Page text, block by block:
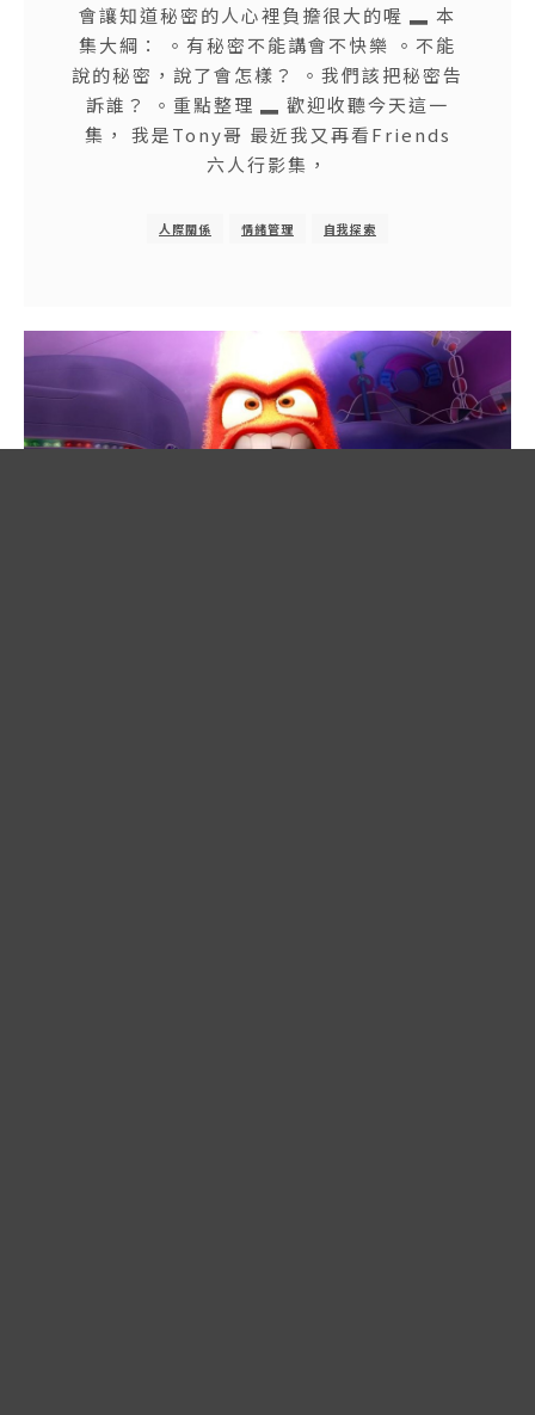
會讓知道秘密的人心裡負擔很大的喔 ▂ 本
集大綱： 。有秘密不能講會不快樂 。不能
說的秘密，說了會怎樣？ 。我們該把秘密告
訴誰？ 。重點整理 ▂ 歡迎收聽今天這一
集， 我是Tony哥 最近我又再看Friends
六人行影集，
人際關係 情緒管理 自我探索